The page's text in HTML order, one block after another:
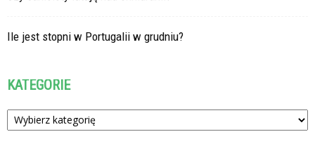
Ile jest stopni w Portugalii w grudniu?
KATEGORIE
Kategorie